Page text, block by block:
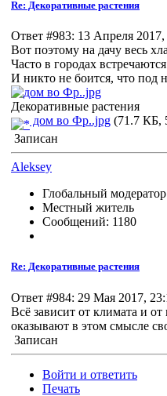
Re: Декоративные растения
Ответ #983: 13 Апреля 2017,
Вот поэтому на дачу весь
Часто в городах
И никто не боится, что под
Декоративные растения
дом во Фр..jpg (71.7 КБ,
Записан
Aleksey
Глобальный модератор
Местный житель
Сообщений: 1180
Re: Декоративные растения
Ответ #984: 29 Мая 2017,
Всё зависит от климата и
оказывают в этом смысле
Записан
Войти и ответить
Печать